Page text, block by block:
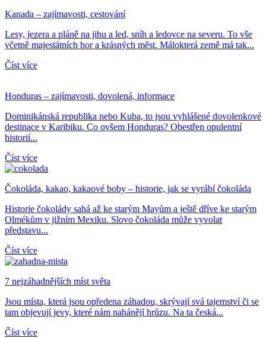
Kanada – zajímavosti, cestování
Lesy, jezera a pláně na jihu a led, sníh a ledovce na severu. To vše
včetně majestátních hor a krásných měst. Málokterá země má tak...
Číst více
Honduras – zajímavosti, dovolená, informace
Dominikánská republika nebo Kuba, to jsou vyhlášené dovolenkové
destinace v Karibiku. Co ovšem Honduras? Obestřen opulentní
historií...
Číst více
Čokoláda, kakao, kakaové boby – historie, jak se vyrábí čokoláda
Historie čokolády sahá až ke starým Mayům a ještě dříve ke starým
Olmékům v jižním Mexiku. Slovo čokoláda může vyvolat
představu...
Číst více
7 nejzáhadnějších míst světa
Jsou místa, která jsou opředena záhadou, skrývají svá tajemství či se
tam objevují jevy, které nám nahánějí hrůzu. Na ta česká...
Číst více